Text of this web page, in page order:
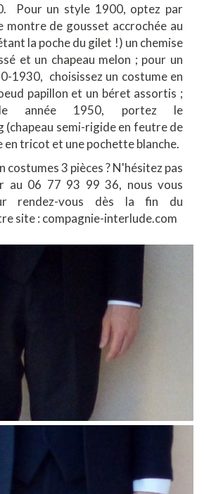
Pour un style 1900, optez par
montre de gousset accrochée au
la poche du gilet !) un chemise
et un chapeau melon ; pour un
1930, choisissez un costume en
papillon et un béret assortis ;
année 1950, portez le
(chapeau semi-rigide en feutre de
en tricot et une pochette blanche.
costumes 3 pièces ? N'hésitez pas
au 06 77 93 99 36, nous vous
rendez-vous dès la fin du
site : compagnie-interlude.com